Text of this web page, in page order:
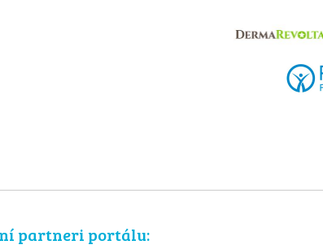
partneri portálu: